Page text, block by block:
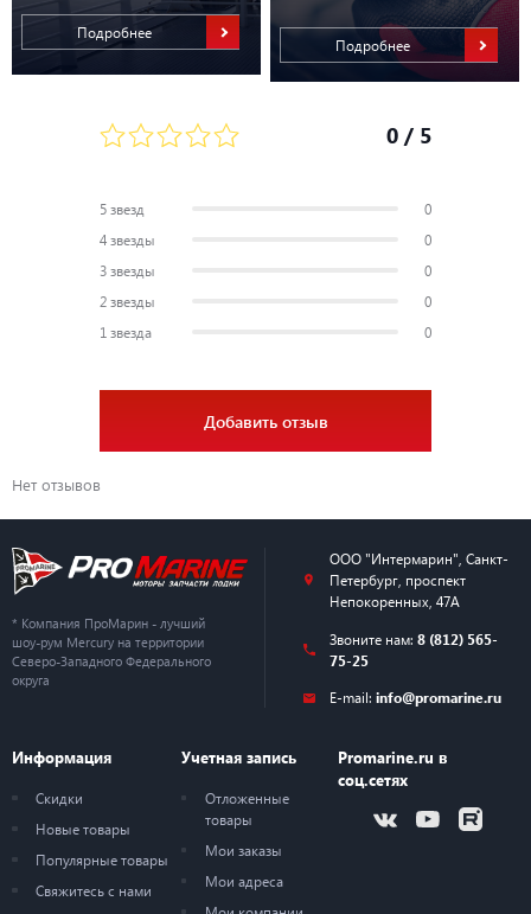
Подробнее
Подробнее
0 / 5
5 звезд
0
4 звезды
0
3 звезды
0
2 звезды
0
1 звезда
0
Добавить отзыв
Нет отзывов
* Компания ПроМарин - лучший
шоу-рум Mercury на территории
Северо-Западного Федерального
округа
ООО "Интермарин" Санкт-
Петербург, проспект
Непокоренных, 47А
Звоните нам: 8 (812) 565-
75-25
E-mail: info@promarine.ru
Информация
Скидки
Новые товары
Популярные товары
Свяжитесь с нами
Учетная запись
Отложенные
товары
Мои заказы
Мои адреса
Promarine.ru в
соц.сетях